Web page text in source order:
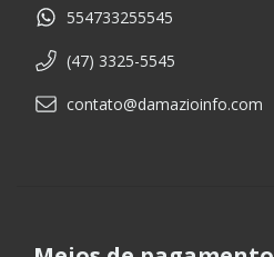
554733255545
(47) 3325-5545
contato@damazioinfo.com